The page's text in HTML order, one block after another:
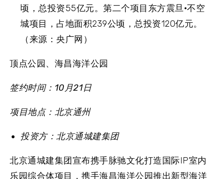
顷，总投资55亿元。第二个项目东方震旦·不空
城项目，占地面积239公顷，总投资120亿元。
（来源：央广网）
顶点公园、海昌海洋公园
签约时间：10月21日
项目地点：北京通州
投资方：北京通城建集团
北京通城建集团宣布携手脉驰文化打造国际IP室内
乐园综合体项目，携手海昌海洋公园推出新型海洋